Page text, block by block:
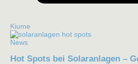
Kiume
News
Hot Spots bei Solaranlagen –